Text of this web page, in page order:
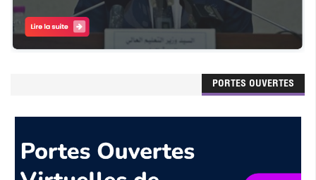
PORTES OUVERTES